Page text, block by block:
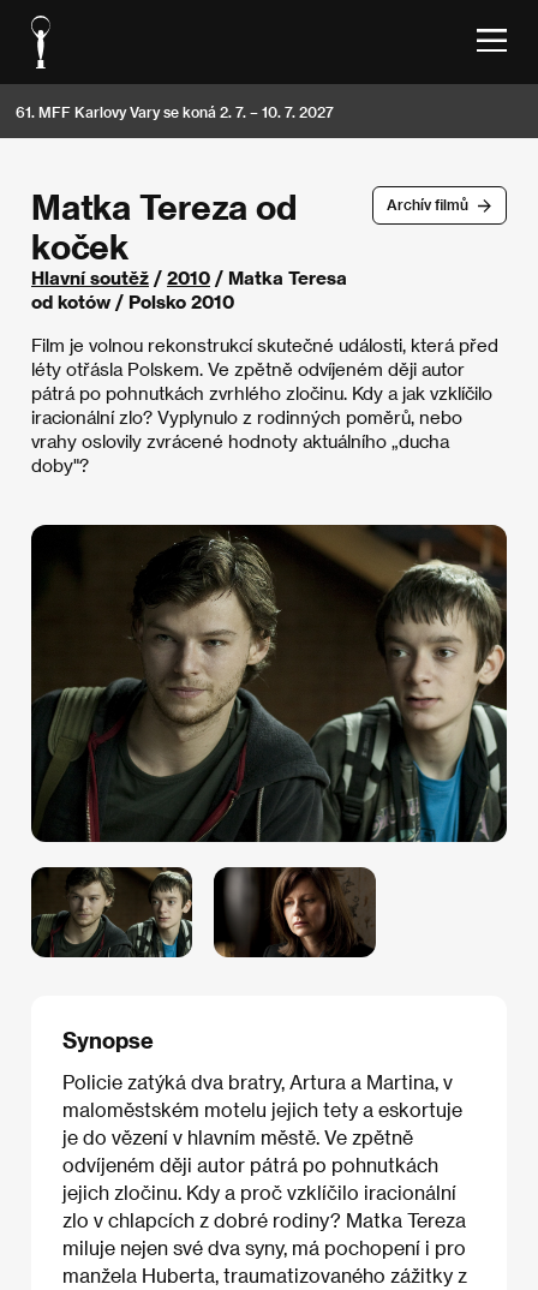
61. MFF Karlovy Vary se koná 2. 7. – 10. 7. 2027
Archív filmů
Matka Tereza od
koček
Hlavní soutěž / 2010 / Matka Teresa
od kotów / Polsko 2010
Film je volnou rekonstrukcí skutečné události, která před
léty otřásla Polskem. Ve zpětně odvíjeném ději autor
pátrá po pohnutkách zvrhlého zločinu. Kdy a jak vzklíčilo
iracionální zlo? Vyplynulo z rodinných poměrů, nebo
vrahy oslovily zvrácené hodnoty aktuálního „ducha
doby"?
Synopse
Policie zatýká dva bratry, Artura a Martina, v
maloměstském motelu jejich tety a eskortuje
je do vězení v hlavním městě. Ve zpětně
odvíjeném ději autor pátrá po pohnutkách
jejich zločinu. Kdy a proč vzklíčilo iracionální
zlo v chlapcích z dobré rodiny? Matka Tereza
miluje nejen své dva syny, má pochopení i pro
manžela Huberta, traumatizovaného zážitky z